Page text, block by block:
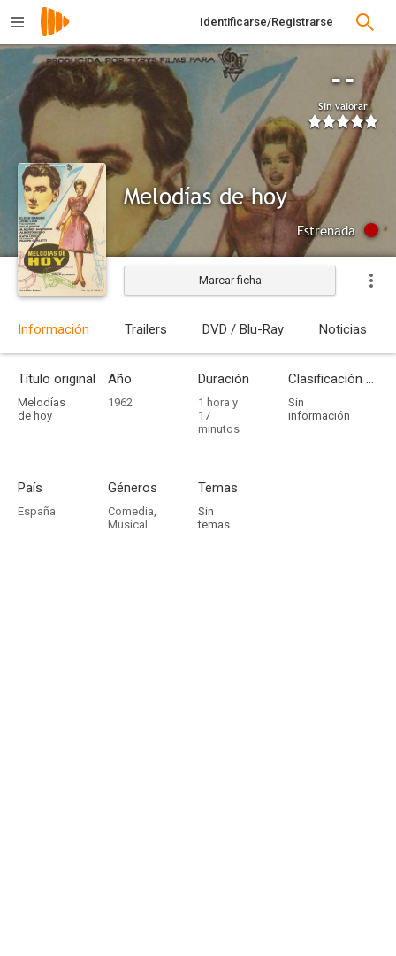
Identificarse/Registrarse
--
Sin valorar
Melodías de hoy
Estrenada
Marcar ficha
Información Trailers DVD / Blu-Ray Noticias
Título original
Melodías
de hoy
Año
1962
Duración
1 hora y
17
minutos
Clasificación por edades
Sin
información
País
España
Géneros
Comedia,
Musical
Temas
Sin
temas